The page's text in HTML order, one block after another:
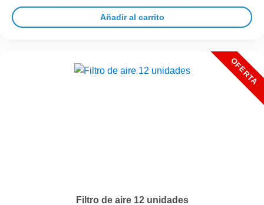
Añadir al carrito
Filtro de aire 12 unidades